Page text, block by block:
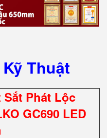
Thuật
Sắt Phát Lộc
GC690 LED